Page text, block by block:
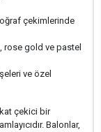
çekimlerinde
rose gold ve pastel
ve özel
çekici bir
Balonlar,